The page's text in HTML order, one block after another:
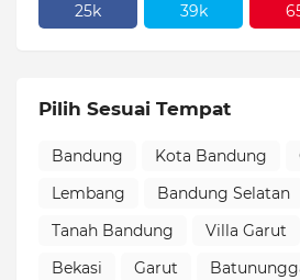
25k 39k
Pilih Sesuai Tempat
Bandung Kota Bandung
Lembang
Bandung Selatan
Tanah Bandung
Villa Garut
Bekasi
Garut